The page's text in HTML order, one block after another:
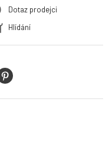
Dotaz prodejci
Hlídání